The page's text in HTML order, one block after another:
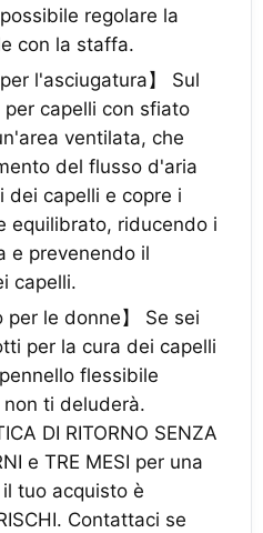
regolare la
con la staffa.
l'asciugatura】 Sul
capelli con sfiato
ventilata, che
del flusso d'aria
dei capelli e copre i
equilibrato, riducendo i
e prevenendo il
capelli.
per le donne】 Se sei
per la cura dei capelli
flessibile
ti deluderà.
DI RITORNO SENZA
e TRE MESI per una
tuo acquisto è
Contattaci se